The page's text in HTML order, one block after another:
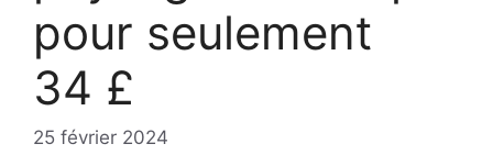
pour seulement
34 £
25 février 2024